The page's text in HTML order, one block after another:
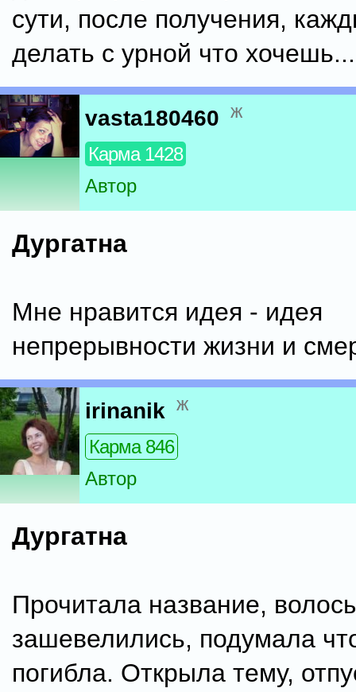
сути, после получения,
делать с урной что хочешь...
vasta180460 ж
Карма 1428
Автор
Дургатна
Мне нравится идея - идея
непрерывности жизни и
irinanik ж
Карма 846
Автор
Дургатна
Прочитала название,
зашевелились, подумала
погибла. Открыла тему,